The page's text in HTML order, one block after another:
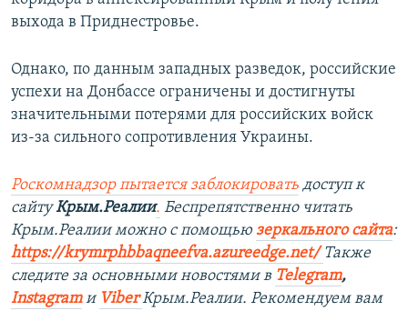
выхода в Приднестровье.
Однако, по данным западных разведок, российские
успехи на Донбассе ограничены и достигнуты
значительными потерями для российских войск
из-за сильного сопротивления Украины.
Роскомнадзор пытается заблокировать доступ к
сайтуКрым.Реалии. Беспрепятственно читать
Крым.Реалии можно с помощью зеркального сайта:
https://krymrphbbaqneefva.azureedge.net/ Также
следите за основными новостями в Telegram,
Instagram и ViberКрым.Реалии. Рекомендуем вам